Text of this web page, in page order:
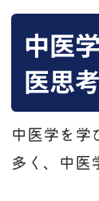
中医
医思
中医学を学
多く、中